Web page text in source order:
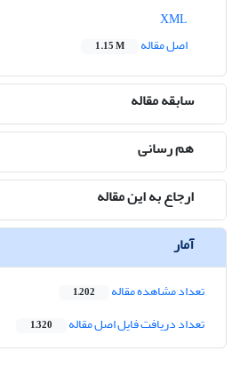
اصل مقاله
1.15 M
سابقه مقاله
هم رسانی
ارجاع به این مقاله
آمار
تعداد مشاهده مقاله 1,202
تعداد دریافت فایل اصل مقاله 1,320